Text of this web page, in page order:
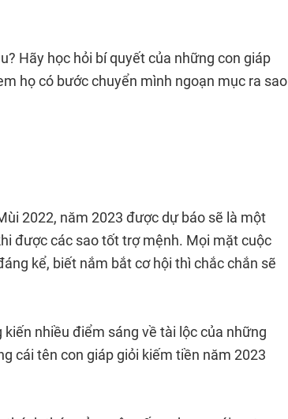
Hãy học hỏi bí quyết của những con giáp
họ có bước chuyển mình ngoạn mục ra sao
2022, năm 2023 được dự báo sẽ là một
được các sao tốt trợ mệnh. Mọi mặt cuộc
kể, biết nắm bắt cơ hội thì chắc chắn sẽ
nhiều điểm sáng về tài lộc của những
cái tên con giáp giỏi kiếm tiền năm 2023